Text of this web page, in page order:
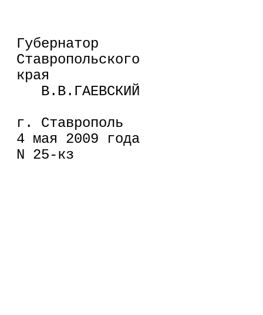
Губернатор
Ставропольского
В.В.ГАЕВСКИЙ
г. Ставрополь
4 мая 2009 года
N 25-кз